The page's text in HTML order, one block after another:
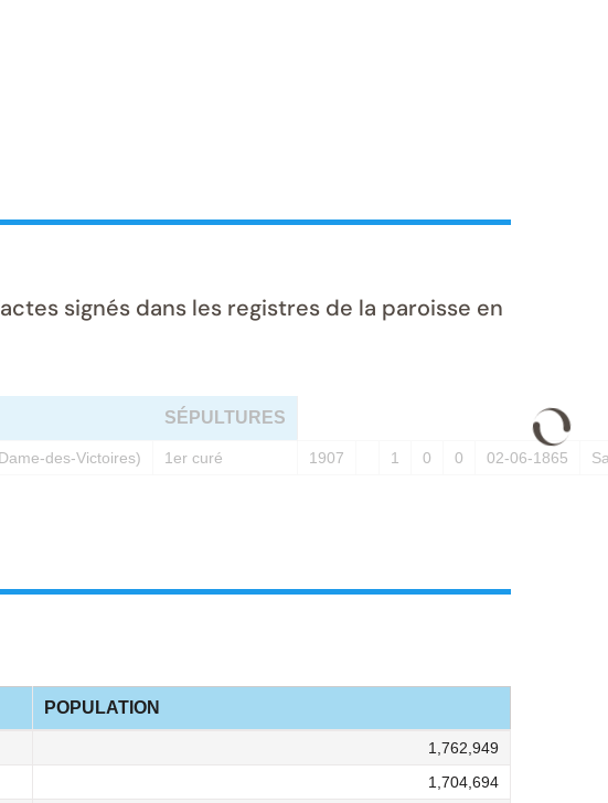
signés dans les registres de la paroisse en
SÉPULTURES
des-Victoires) 1er curé 1907 1 0 0 02-06-1865
POPULATION
1,762,949
1,704,694